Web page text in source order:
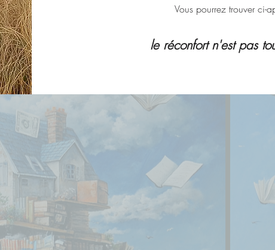
Vous pourrez trouver ci-
le réconfort n'est pas